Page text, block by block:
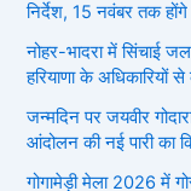
निर्देश, 15 नवंबर तक
नोहर-भादरा में सिंचाई
हरियाणा के अधिकारियों से
जन्मदिन पर जयवीर
आंदोलन की नई पारी का
गोगामेड़ी मेला 2026 में